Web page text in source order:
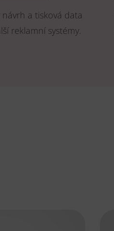
a tisková data
reklamní systémy.